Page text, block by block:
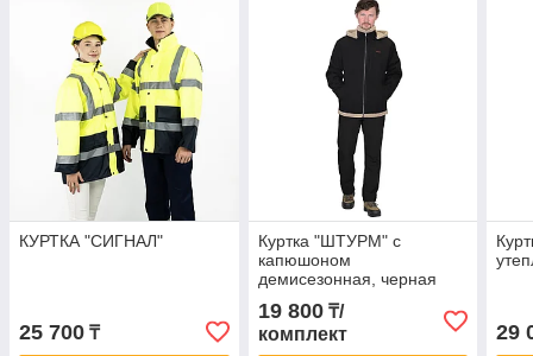
КУРТКА "СИГНАЛ"
25 700 ₸
Куртка "ШТУРМ" с
капюшоном
демисезонная, черная
19 800₸/
комплект
29